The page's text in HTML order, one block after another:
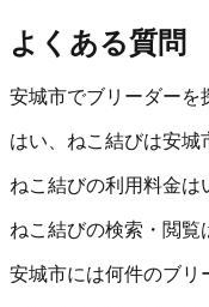
よくある質問
安城市でブリーダーを
はい、ねこ結びは安城
ねこ結びの利用料金は
ねこ結びの検索・閲覧
安城市には何件のブリ